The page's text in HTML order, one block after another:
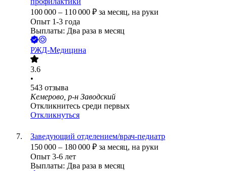
100 000 – 110 000 ₽ за месяц, на руки
Опыт 1-3 года
Выплаты: Два раза в месяц
РЖД-Медицина
3.6
•
543 отзыва
Кемерово, р-н Заводский
Откликнитесь среди первых
Откликнуться
Заведующий отделением/врач-педиатр
150 000 – 180 000 ₽ за месяц, на руки
Опыт 3-6 лет
Выплаты: Два раза в месяц